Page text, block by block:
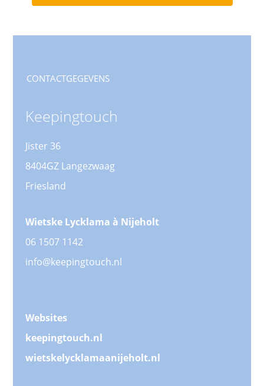
CONTACTGEGEVENS
Keepingtouch
Jister 36
8404GZ Langezwaag
Friesland
Wietske Lycklama à Nijeholt
06 1507 1142
info@keepingtouch.nl
Websites
keepingtouch.nl
wietskelycklamaanijeholt.nl